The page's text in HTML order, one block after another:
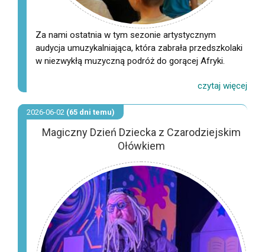
Za nami ostatnia w tym sezonie artystycznym
audycja umuzykalniająca, która zabrała przedszkolaki
w niezwykłą muzyczną podróż do gorącej Afryki.
Magiczny Dzień Dziecka z Czarodziejskim
Ołówkiem
2026-06-02 (65 dni temu)